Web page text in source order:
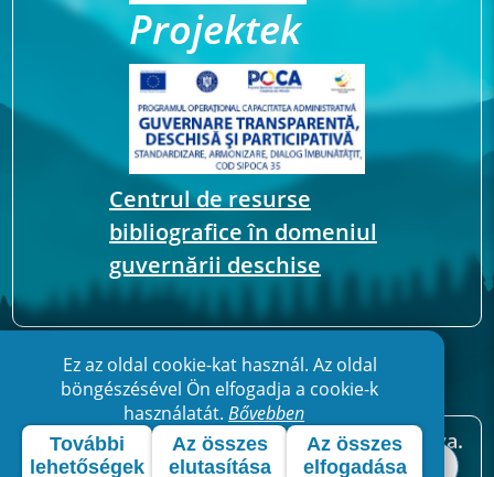
Projektek
Centrul de resurse
bibliografice în domeniul
guvernării deschise
2026 © Gyergyóditró - Minden jog fenntartva.
Készítette: repyx.com
Ez az oldal cookie-kat használ. Az oldal
böngészésével Ön elfogadja a cookie-k
használatát.Bővebben
További
lehetőségek
Az összes
elutasítása
Az összes
elfogadása